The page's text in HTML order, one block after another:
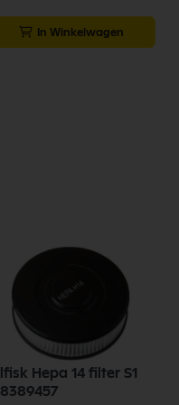
In Winkelwagen
Hepa 14 filter S1